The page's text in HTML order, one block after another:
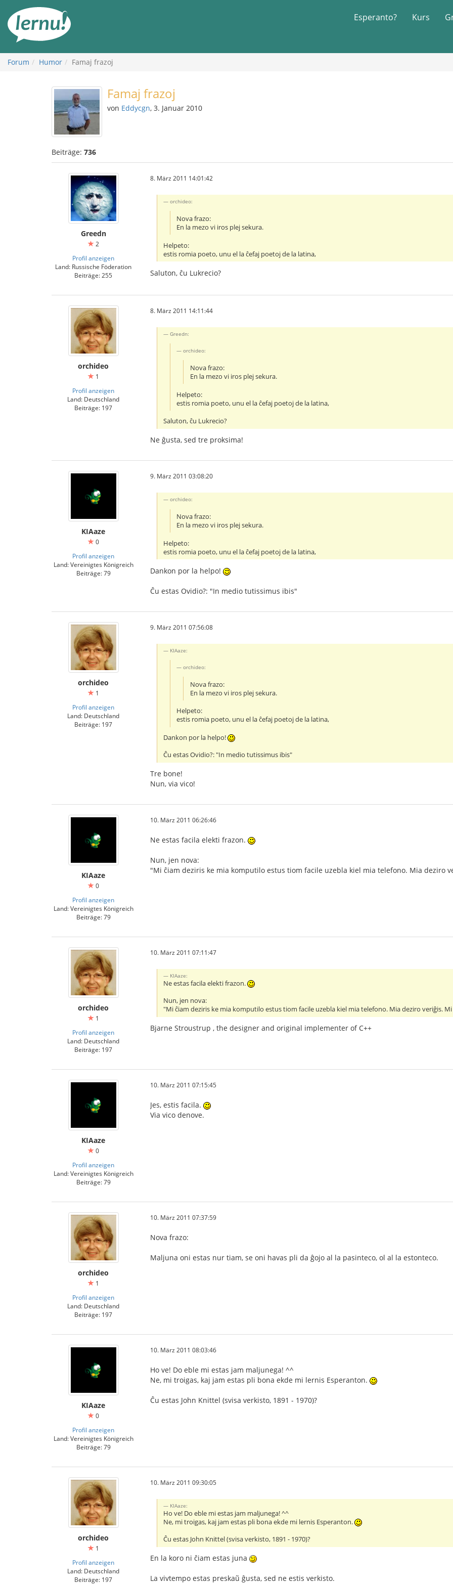
Inhalt
Esperanto? Kurs
Forum Humor Famaj frazoj
Famaj frazoj
von Eddycgn, 3. Januar 2010
Beiträge: 736
Greedn
2
Profil anzeigen
Land: Russische Föderation
Beiträge: 255
8. März 2011 14:01:42
orchideo:
Nova frazo:
En la mezo vi iros plej sekura.
Helpeto:
estis romia poeto, unu el la ĉefaj poetoj de la latina,
Saluton, ĉu Lukrecio?
orchideo
1
Profil anzeigen
Land: Deutschland
Beiträge: 197
8. März 2011 14:11:44
Greedn:
orchideo:
Nova frazo:
En la mezo vi iros plej sekura.
Helpeto:
estis romia poeto, unu el la ĉefaj poetoj de la latina,
Saluton, ĉu Lukrecio?
Ne ĝusta, sed tre proksima!
KIAaze
0
Profil anzeigen
Land: Vereinigtes Königreich
Beiträge: 79
9. März 2011 03:08:20
orchideo:
Nova frazo:
En la mezo vi iros plej sekura.
Helpeto:
estis romia poeto, unu el la ĉefaj poetoj de la latina,
Dankon por la helpo!
Ĉu estas Ovidio?: "In medio tutissimus ibis"
orchideo
1
Profil anzeigen
Land: Deutschland
Beiträge: 197
9. März 2011 07:56:08
KIAaze:
orchideo:
Nova frazo:
En la mezo vi iros plej sekura.
Helpeto:
estis romia poeto, unu el la ĉefaj poetoj de la latina,
Dankon por la helpo!
Ĉu estas Ovidio?: "In medio tutissimus ibis"
Tre bone!
Nun, via vico!
KIAaze
0
Profil anzeigen
Land: Vereinigtes Königreich
Beiträge: 79
10. März 2011 06:26:46
Ne estas facila elekti frazon.
Nun, jen nova:
"Mi ĉiam deziris ke mia komputilo estus tiom facile uzebla kiel mia telefono. Mia deziro
orchideo
1
Profil anzeigen
Land: Deutschland
Beiträge: 197
10. März 2011 07:11:47
KIAaze:
Ne estas facila elekti frazon.
Nun, jen nova:
"Mi ĉiam deziris ke mia komputilo estus tiom facile uzebla kiel mia telefono. Mia deziro veriĝis.
Bjarne Stroustrup , the designer and original implementer of C++
KIAaze
0
Profil anzeigen
Land: Vereinigtes Königreich
Beiträge: 79
10. März 2011 07:15:45
Jes, estis facila.
Via vico denove.
orchideo
1
Profil anzeigen
Land: Deutschland
Beiträge: 197
10. März 2011 07:37:59
Nova frazo:
Maljuna oni estas nur tiam, se oni havas pli da ĝojo al la pasinteco, ol al la estonteco.
KIAaze
0
Profil anzeigen
Land: Vereinigtes Königreich
Beiträge: 79
10. März 2011 08:03:46
Ho ve! Do eble mi estas jam maljunega! ^^
Ne, mi troigas, kaj jam estas pli bona ekde mi lernis Esperanton.
Ĉu estas John Knittel (svisa verkisto, 1891 - 1970)?
orchideo
1
Profil anzeigen
Land: Deutschland
Beiträge: 197
10. März 2011 09:30:05
KIAaze:
Ho ve! Do eble mi estas jam maljunega! ^^
Ne, mi troigas, kaj jam estas pli bona ekde mi lernis Esperanton.
Ĉu estas John Knittel (svisa verkisto, 1891 - 1970)?
En la koro ni ĉiam estas juna
La vivtempo estas preskaũ ĝusta, sed ne estis verkisto.